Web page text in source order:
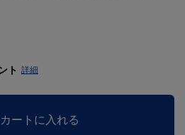
ト 詳細
カートに入れる